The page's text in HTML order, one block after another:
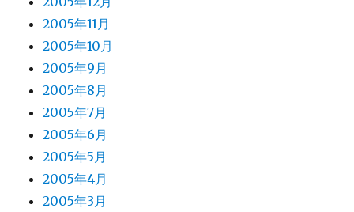
2005年11月
2005年10月
2005年9月
2005年8月
2005年7月
2005年6月
2005年5月
2005年4月
2005年3月